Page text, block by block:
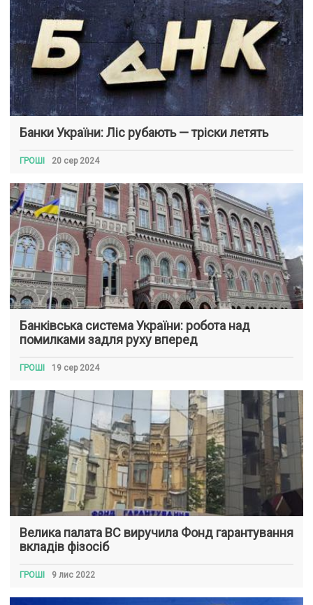
Банки України: Ліс рубають — тріски летять
ГРОШІ 20 сер 2024
Банківська система України: робота над
помилками задля руху вперед
ГРОШІ 19 сер 2024
Велика палата ВС виручила Фонд гарантування
вкладів фізосіб
ГРОШІ 9 лис 2022